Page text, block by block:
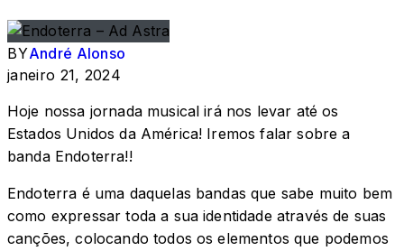
BYAndré Alonso
janeiro 21, 2024
Hoje nossa jornada musical irá nos levar até os
Estados Unidos da América! Iremos falar sobre a
banda Endoterra!!
Endoterra é uma daquelas bandas que sabe muito bem
como expressar toda a sua identidade através de suas
canções, colocando todos os elementos que podemos